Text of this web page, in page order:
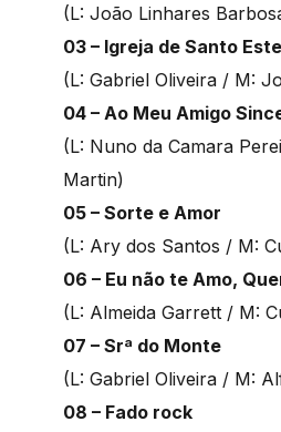
(L: João Linhares
03 – Igreja de Santo
(L: Gabriel Oliveira / M:
04 – Ao Meu Amigo
(L: Nuno da Camara
Martin)
05 – Sorte e Amor
(L: Ary dos Santos / M:
06 – Eu não te Amo,
(L: Almeida Garrett / M:
07 – Srª do Monte
(L: Gabriel Oliveira / M:
08 – Fado rock